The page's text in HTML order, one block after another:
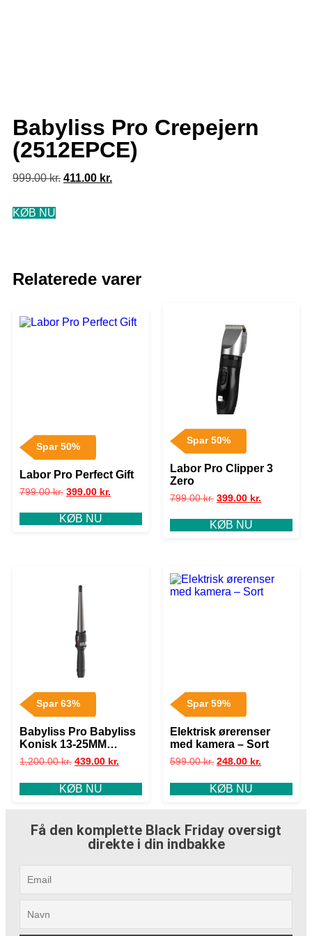
Babyliss Pro Crepejern
(2512EPCE)
999.00kr. 411.00 kr.
KØB NU
Relaterede varer
Spar 50%
Labor Pro Perfect Gift
799.00kr. 399.00 kr.
KØB NU
Spar 50%
Labor Pro Clipper 3
Zero
799.00kr. 399.00 kr.
KØB NU
Spar 63%
Babyliss Pro Babyliss
Konisk 13-25MM
Krøllejern
1,200.00kr. 439.00 kr.
KØB NU
Spar 59%
Elektrisk ørerenser
med kamera – Sort
599.00kr. 248.00 kr.
KØB NU
Få den komplette Black Friday oversigt
direkte i din indbakke